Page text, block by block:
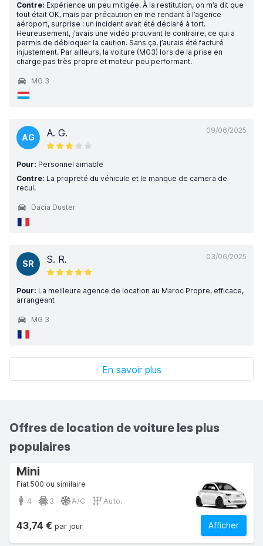
Contre: Expérience un peu mitigée. À la restitution, on m’a dit que
tout était OK, mais par précaution en me rendant à l’agence
aéroport, surprise : un incident avait été déclaré à tort.
Heureusement, j’avais une vidéo prouvant le contraire, ce qui a
permis de débloquer la caution. Sans ça, j’aurais été facturé
injustement. Par ailleurs, la voiture (MG3) lors de la prise en
charge pas très propre et moteur peu performant.
MG 3
09/06/2025
AG A. G.
Pour: Personnel aimable
Contre: La propreté du véhicule et le manque de camera de
recul.
Dacia Duster
03/06/2025
SR S. R.
Pour: La meilleure agence de location au Maroc Propre, efficace,
arrangeant
MG 3
En savoir plus
Offres de location de voiture les plus
populaires
Mini
Fiat 500 ou similaire
4 3 A/C Auto.
Afficher
43,74 € par jour